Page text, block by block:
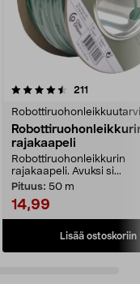
211
rajakaapeli
Robottiruohonleikkurin
rajakaapeli. Avuksi si...
Pituus: 50 m
14,99
Lisää ostoskoriin
5.0 viidestä